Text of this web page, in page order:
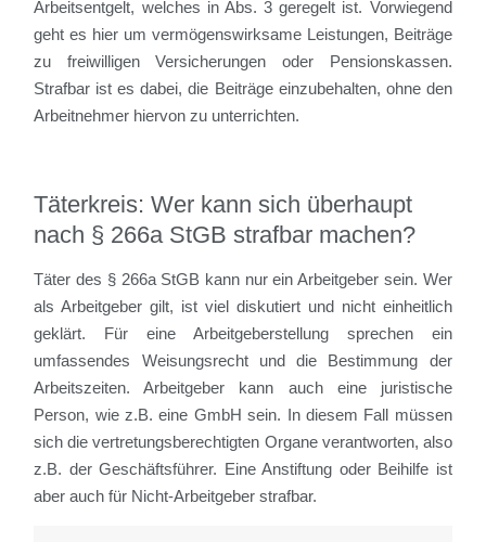
Arbeitsentgelt, welches in Abs. 3 geregelt ist. Vorwiegend
geht es hier um vermögenswirksame Leistungen, Beiträge
zu freiwilligen Versicherungen oder Pensionskassen.
Strafbar ist es dabei, die Beiträge einzubehalten, ohne den
Arbeitnehmer hiervon zu unterrichten.
Täterkreis: Wer kann sich überhaupt
nach § 266a StGB strafbar machen?
Täter des § 266a StGB kann nur ein Arbeitgeber sein. Wer
als Arbeitgeber gilt, ist viel diskutiert und nicht einheitlich
geklärt. Für eine Arbeitgeberstellung sprechen ein
umfassendes Weisungsrecht und die Bestimmung der
Arbeitszeiten. Arbeitgeber kann auch eine juristische
Person, wie z.B. eine GmbH sein. In diesem Fall müssen
sich die vertretungsberechtigten Organe verantworten, also
z.B. der Geschäftsführer. Eine Anstiftung oder Beihilfe ist
aber auch für Nicht-Arbeitgeber strafbar.